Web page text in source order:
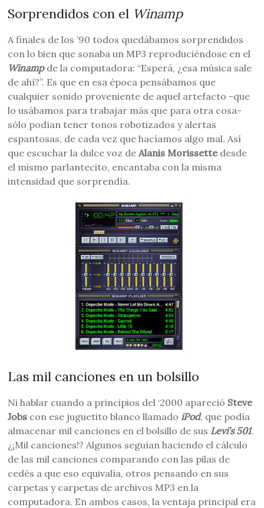
Sorprendidos con el Winamp
A finales de los ’90 todos quedábamos sorprendidos
con lo bien que sonaba un MP3 reproduciéndose en el
Winamp de la computadora: “Esperá, ¿esa música sale
de ahí?”. Es que en esa época pensábamos que
cualquier sonido proveniente de aquel artefacto -que
lo usábamos para trabajar más que para otra cosa-
sólo podían tener tonos robotizados y alertas
espantosas, de cada vez que hacíamos algo mal. Así
que escuchar la dulce voz deAlanis Morissettedesde
el mismo parlantecito, encantaba con la misma
intensidad que sorprendía.
Las mil canciones en un bolsillo
Ni hablar cuando a principios del ‘2000 apareció Steve
Jobs con ese juguetito blanco llamado iPod, que podía
almacenar mil canciones en el bolsillo de sus Levi’s 501.
¿¡Mil canciones!? Algunos seguían haciendo el cálculo
de las mil canciones comparando con las pilas de
cedés a que eso equivalía, otros pensando en sus
carpetas y carpetas de archivos MP3 en la
computadora. En ambos casos, la ventaja principal era